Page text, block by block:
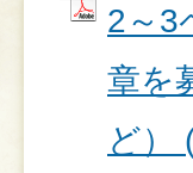
2～3
章を
ど）